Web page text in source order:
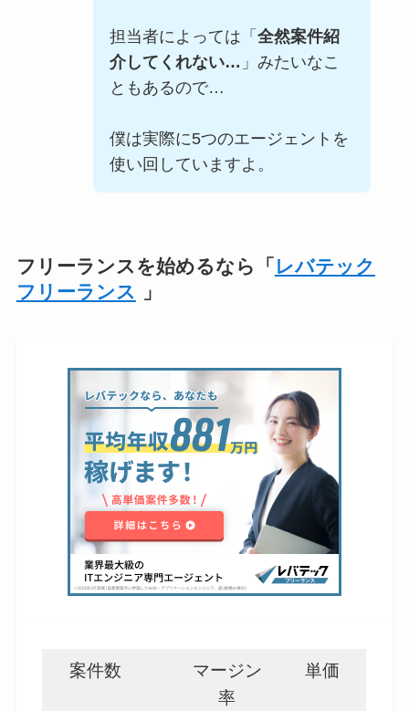
担当者によっては「 全然案件紹
介してくれない… 」みたいなこ
ともあるので…
僕は実際に5つのエージェントを
使い回していますよ。
フリーランスを始めるなら「 レバテック
フリーランス
」
案件数
マージン
率
単価